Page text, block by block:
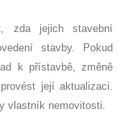
zda jejich stavební
stavby. Pokud
k přístavbě, změně
její aktualizaci.
vlastník nemovitosti.